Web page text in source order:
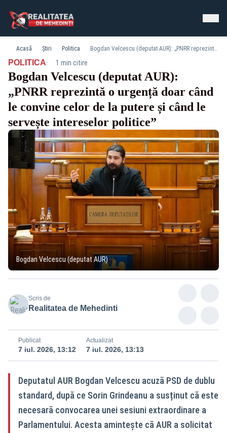
Acasă Știri Politica Bogdan Velcescu (deputat AUR): „PNRR reprezintă o urgență doar când le convine celor de la putere și când le servește intereselor politice”
POLITICA· 1 min citire
Bogdan Velcescu (deputat AUR):
„PNRR reprezintă o urgență doar când
le convine celor de la putere și când le
servește intereselor politice”
Bogdan Velcescu (deputat AUR)
Scris de
Realitatea de Mehedinti
Publicat
7 iul. 2026, 13:12
Actualizat
7 iul. 2026, 13:13
Deputatul AUR Bogdan Velcescu acuză PSD de dublu
standard, după ce Sorin Grindeanu a susținut că este
necesară convocarea unei sesiuni extraordinare a
Parlamentului. Acesta amintește că AUR a solicitat